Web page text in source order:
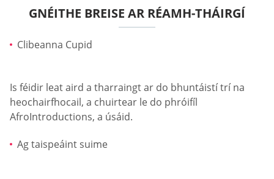
GNÉITHE BREISE AR RÉAMH-THÁIRGÍ
Clibeanna Cupid
Is féidir leat aird a tharraingt ar do bhuntáistí trí na
heochairfhocail, a chuirtear le do phróifíl
AfroIntroductions, a úsáid.
Ag taispeáint suime